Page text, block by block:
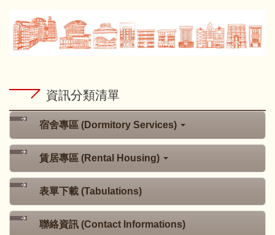
資訊分類清單
宿舍專區 (Dormitory Services)
賃居專區 (Rental Housing)
表單下載 (Tabulations)
聯絡資訊 (Contact Informations)